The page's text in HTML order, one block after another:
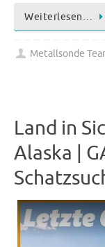
Weiterlesen…
Metallsonde
Land in
Alaska |